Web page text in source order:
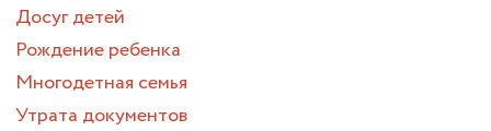
Досуг детей
Рождение ребенка
Многодетная семья
Утрата документов